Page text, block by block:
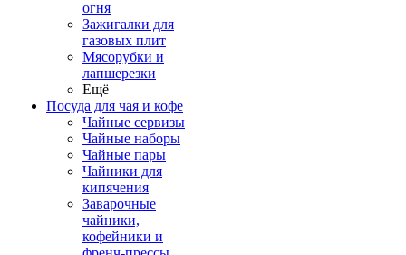
огня
Зажигалки для
газовых плит
Мясорубки и
лапшерезки
Ещё
Посуда для чая и кофе
Чайные сервизы
Чайные наборы
Чайные пары
Чайники для
кипячения
Заварочные
чайники,
кофейники и